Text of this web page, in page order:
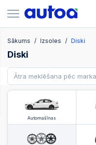
Sākums Izsoles Diski
Diski
Automašīnas